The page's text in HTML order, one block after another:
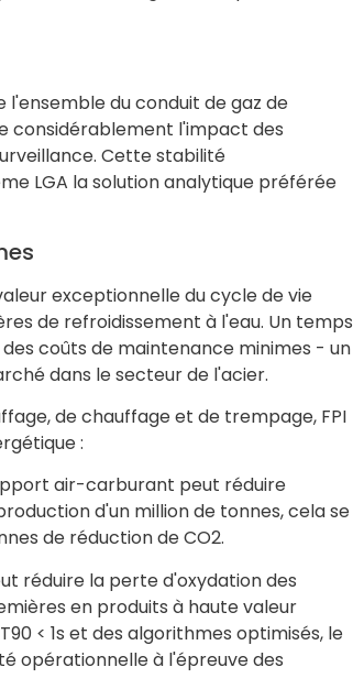
l'ensemble du conduit de gaz de
considérablement l'impact des
Cette stabilité
LGA la solution analytique préférée
exceptionnelle du cycle de vie
de refroidissement à l'eau. Un temps
coûts de maintenance minimes - un
dans le secteur de l'acier.
de chauffage et de trempage, FPI
:
air-carburant peut réduire
d'un million de tonnes, cela se
de réduction de CO2.
réduire la perte d'oxydation des
en produits à haute valeur
< 1s et des algorithmes optimisés, le
opérationnelle à l'épreuve des